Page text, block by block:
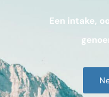
Een intake,